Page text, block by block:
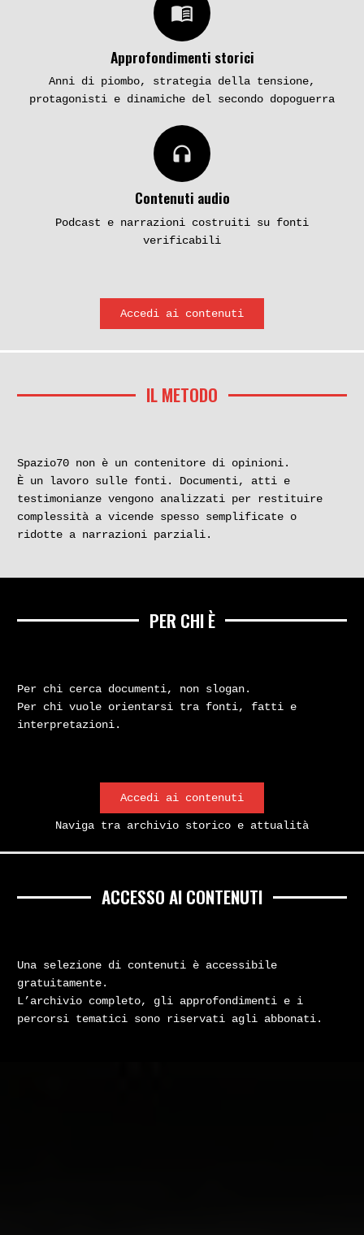
menu_book
Approfondimenti storici
Anni di piombo, strategia della tensione,
protagonisti e dinamiche del secondo dopoguerra
headphones
Contenuti audio
Podcast e narrazioni costruiti su fonti
verificabili
Accedi ai contenuti
IL METODO
Spazio70 non è un contenitore di opinioni.
È un lavoro sulle fonti. Documenti, atti e
testimonianze vengono analizzati per restituire
complessità a vicende spesso semplificate o
ridotte a narrazioni parziali.
PER CHI È
Per chi cerca documenti, non slogan.
Per chi vuole orientarsi tra fonti, fatti e
interpretazioni.
Accedi ai contenuti
Naviga tra archivio storico e attualità
ACCESSO AI CONTENUTI
Una selezione di contenuti è accessibile
gratuitamente.
L’archivio completo, gli approfondimenti e i
percorsi tematici sono riservati agli abbonati.